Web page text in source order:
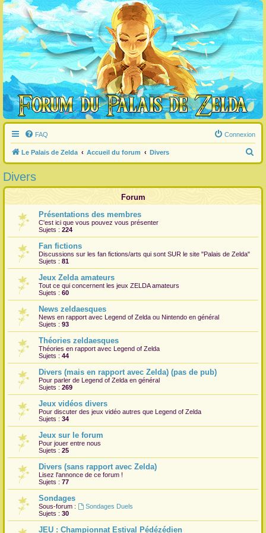
FAQ Connexion
Le Palais de Zelda Accueil du forum Divers
e
c
Divers
Forum
Présentations des membres
C'est ici que vous pouvez vous présenter
Sujets : 224
Fan fictions
Discussions sur les fan fictions/arts qui sont SUR le site "Palais de Zelda"
Sujets : 81
Jeux Zelda amateurs
Tout ce qui concernent les jeux ZELDA amateurs
Sujets : 60
News zeldaesques
News en rapport avec Legend of Zelda ou Nintendo en général
Sujets : 93
Théories zeldaesques
Théories en rapport avec Legend of Zelda
Sujets : 44
Divers (mais en rapport avec Zelda) (pas de pub)
Pour parler de Legend of Zelda en général
Sujets : 269
Jeux vidéos divers
Pour discuter des jeux vidéo autres que Legend of Zelda
Sujets : 34
Jeux sur le forum
Pour jouer entre nous
Sujets : 25
Divers (sans rapport avec Zelda)
Lisez l'annonce de ce forum !
Sujets : 77
Sondages
Sous-forum :
Sondages Duels
Sujets : 30
JEU : Championnat Estival Pédézédien